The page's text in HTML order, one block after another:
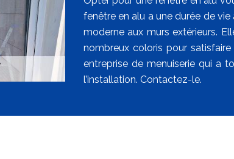
fenêtre en alu a une durée de
moderne aux murs extérieurs.
nombreux coloris pour
entreprise de menuiserie qui a
l’installation. Contactez-le.